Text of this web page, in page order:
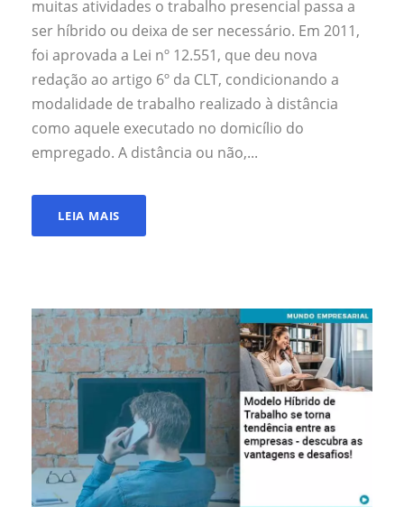
muitas atividades o trabalho presencial passa a
ser híbrido ou deixa de ser necessário. Em 2011,
foi aprovada a Lei nº 12.551, que deu nova
redação ao artigo 6º da CLT, condicionando a
modalidade de trabalho realizado à distância
como aquele executado no domicílio do
empregado. A distância ou não,...
LEIA MAIS